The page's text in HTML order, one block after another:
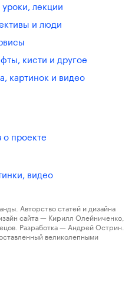
уроки, лекции
и люди
кисти и другое
картинок и видео
о проекте
видео
Авторство статей и дизайна
сайта — Кирилл Олейниченко,
Разработка — Андрей Острин.
великолепными